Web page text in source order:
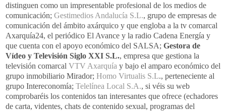
distinguen como un impresentable profesional de los medios de
comunicación; Gestimedios Andalucía S.L., grupo de empresas de
comunicación del ámbito axárquico y que engloba a la tv comarcal
Axarquía24, el periódico El Avance y la radio Cadena Energía y
que cuenta con el apoyo económico del SALSA; Gestora de
Vídeo y Televisión Siglo XXI S.L., empresa que gestiona la
televisión comarcal VTV Axarquía y bajo el amparo económico del
grupo inmobiliario Mirador; Homo Virtualis S.L., perteneciente al
grupo Intereconomía; Telelínea Local S.A., si véis su web
comprobaréis los contenidos tan interesantes que ofrece (echadores
de carta, videntes, chats de contenido sexual, programas del